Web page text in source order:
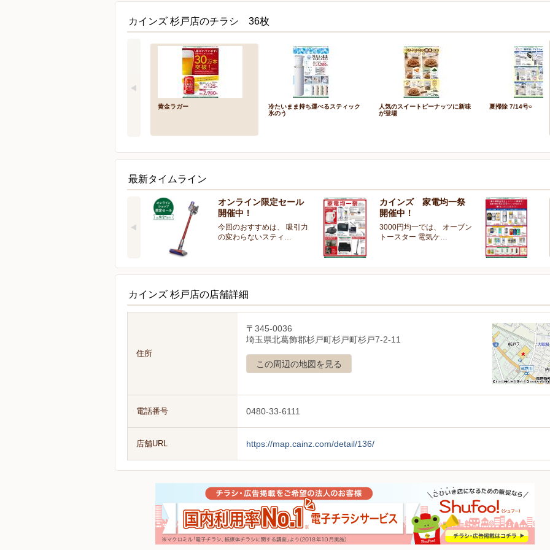
カインズ 杉戸店のチラシ 36枚
黄金ラガー
冷たいまま持ち運べるスティック
氷のう
人気のスイートピーナッツに新味
が登場
夏掃除 7/14号○
最新タイムライン
オンライン限定セール
開催中！
今回のおすすめは、 吸引力
の変わらないスティ…
カインズ 家電均一祭
開催中！
3000円均一では、 オーブン
トースター 電気ケ…
カインズ 杉戸店の店舗詳細
住所
〒345-0036
埼玉県北葛飾郡杉戸町杉戸町杉戸7-2-11
この周辺の地図を見る
電話番号 0480-33-6111
店舗URL https://map.cainz.com/detail/136/